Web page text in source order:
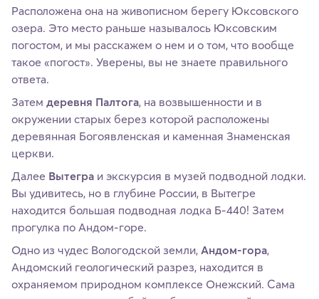
Расположена она на живописном берегу Юксовского
озера. Это место раньше называлось Юксовским
погостом, и мы расскажем о нем и о том, что вообще
такое «погост». Уверены, вы не знаете правильного
ответа.
Затем деревня Палтога, на возвышенности и в
окружении старых берез которой расположены
деревянная Богоявленская и каменная Знаменская
церкви.
Далее Вытегра и экскурсия в музей подводной лодки.
Вы удивитесь, но в глубине России, в Вытегре
находится большая подводная лодка Б-440! Затем
прогулка по Андом-горе.
Одно из чудес Вологодской земли, Андом-гора,
Андомский геологический разрез, находится в
охраняемом природном комплексе Онежский. Сама